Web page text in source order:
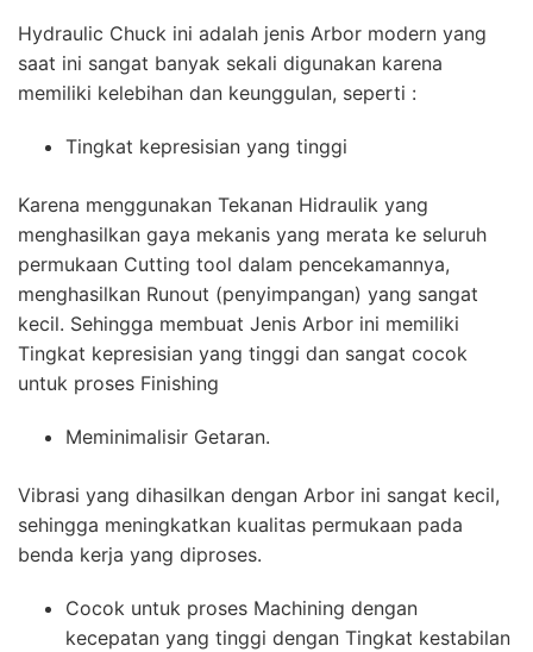
Hydraulic Chuck ini adalah jenis Arbor modern yang
saat ini sangat banyak sekali digunakan karena
memiliki kelebihan dan keunggulan, seperti :
Tingkat kepresisian yang tinggi
Karena menggunakan Tekanan Hidraulik yang
menghasilkan gaya mekanis yang merata ke seluruh
permukaan Cutting tool dalam pencekamannya,
menghasilkan Runout (penyimpangan) yang sangat
kecil. Sehingga membuat Jenis Arbor ini memiliki
Tingkat kepresisian yang tinggi dan sangat cocok
untuk proses Finishing
Meminimalisir Getaran.
Vibrasi yang dihasilkan dengan Arbor ini sangat kecil,
sehingga meningkatkan kualitas permukaan pada
benda kerja yang diproses.
Cocok untuk proses Machining dengan
kecepatan yang tinggi dengan Tingkat kestabilan